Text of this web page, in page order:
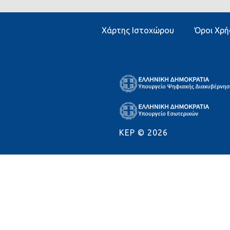
Χάρτης Ιστοχώρου Όροι
KEP © 2026